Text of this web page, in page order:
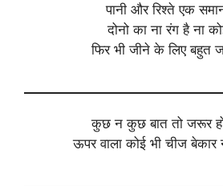
पानी और रिश्ते एक
दोनो का ना रंग है ना
फिर भी जीने के लिए बहुत
कुछ न कुछ बात तो जरूर
ऊपर वाला कोई भी चीज बेकार